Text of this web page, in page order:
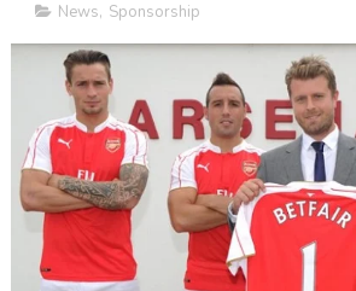
News, Sponsorship